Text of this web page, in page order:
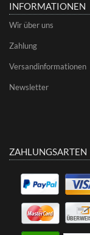
INFORMATIONEN
Wir über uns
Zahlung
Versandinformationen
Newsletter
ZAHLUNGSARTEN